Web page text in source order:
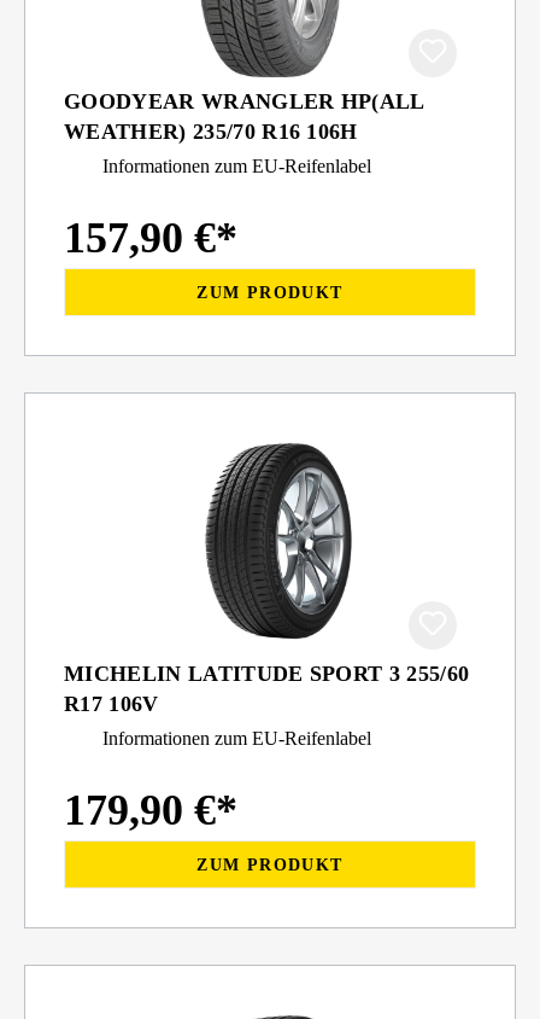
GOODYEAR WRANGLER HP(ALL
WEATHER) 235/70 R16 106H
Informationen zum EU-Reifenlabel
157,90 €*
ZUM PRODUKT
MICHELIN LATITUDE SPORT 3 255/60
R17 106V
Informationen zum EU-Reifenlabel
179,90 €*
ZUM PRODUKT